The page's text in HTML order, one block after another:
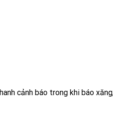
cảnh báo trong khi báo